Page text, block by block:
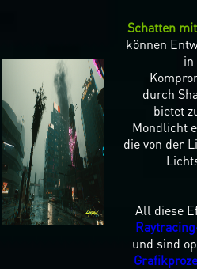
Schatten
können
in
durch
bietet
Mondlicht
die von der
All diese
und sind